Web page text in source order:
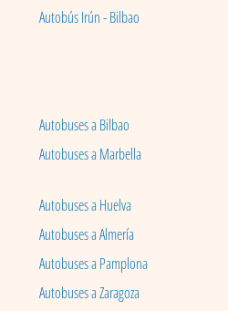
Autobús Irún - Bilbao
Autobuses a Bilbao
Autobuses a Marbella
Autobuses a Huelva
Autobuses a Almería
Autobuses a Pamplona
Autobuses a Zaragoza